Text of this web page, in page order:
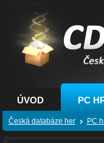
CDH.cz -
PS, XBOX
ÚVOD PC
Česká databáze her PC